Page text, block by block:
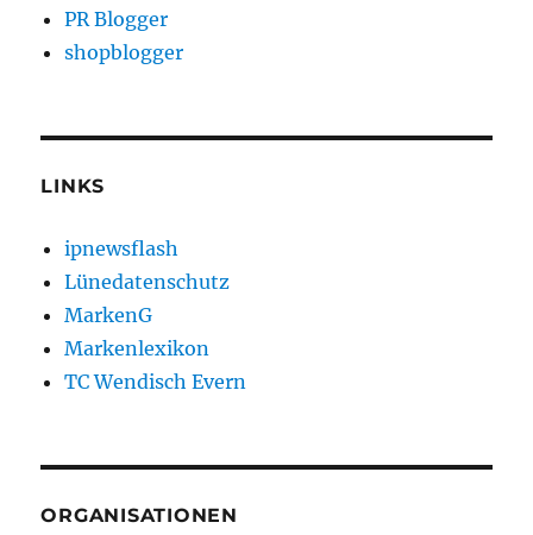
PR Blogger
shopblogger
LINKS
ipnewsflash
Lünedatenschutz
MarkenG
Markenlexikon
TC Wendisch Evern
ORGANISATIONEN